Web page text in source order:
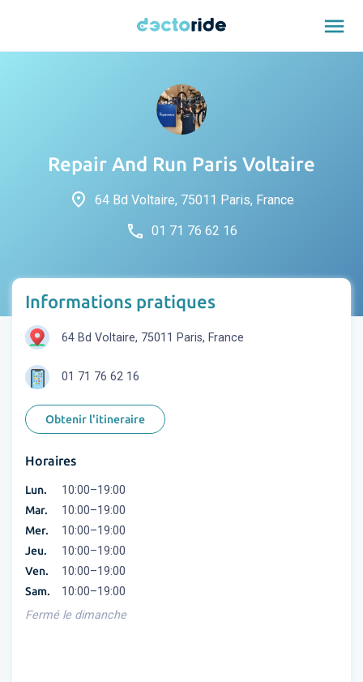
menu
Repair And Run Paris Voltaire
place 64 Bd Voltaire, 75011 Paris, France
phone 01 71 76 62 16
Informations pratiques
64 Bd Voltaire, 75011 Paris, France
01 71 76 62 16
Obtenir l'itineraire
Horaires
Lun. 10:00–19:00
Mar. 10:00–19:00
Mer. 10:00–19:00
Jeu. 10:00–19:00
Ven. 10:00–19:00
Sam.
10:00–19:00
Fermé le dimanche